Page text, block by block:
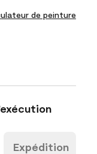
de peinture
Expédition